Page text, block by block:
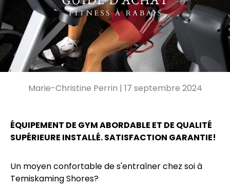
Marie-Christine Perrin | 17 septembre 2024
ÉQUIPEMENT DE GYM ABORDABLE ET DE QUALITÉ
SUPÉRIEURE INSTALLÉ. SATISFACTION GARANTIE!
Un moyen confortable de s'entraîner chez soi à
Temiskaming Shores?